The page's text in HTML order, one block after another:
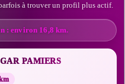
à trouver un profil plus actif.
: environ 16,8 km.
PAMIERS